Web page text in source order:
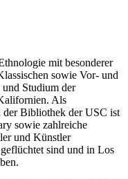
mit besonderer
sowie Vor- und
Studium der
Als
Bibliothek der USC ist
sowie zahlreiche
und Künstler
sind und in Los